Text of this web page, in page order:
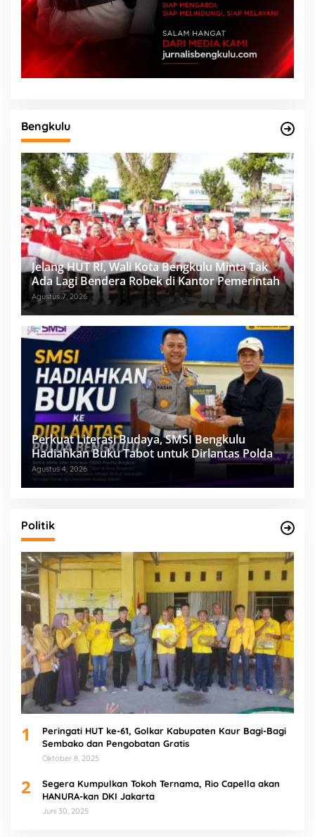
Bengkulu
Jelang HUT RI, Wali Kota Bengkulu Minta Tak
Ada Lagi Bendera Robek di Kantor Pemerintah
Agustus 7, 2026
Perkuat Literasi Budaya, SMSI Bengkulu
Hadiahkan Buku Tabot untuk Dirlantas Polda
Agustus 4, 2026
Politik
1
Peringati HUT ke-61, Golkar Kabupaten Kaur Bagi-Bagi
Sembako dan Pengobatan Gratis
Oktober 8, 2025
2
Segera Kumpulkan Tokoh Ternama, Rio Capella akan
HANURA-kan DKI Jakarta
Juni 30, 2025